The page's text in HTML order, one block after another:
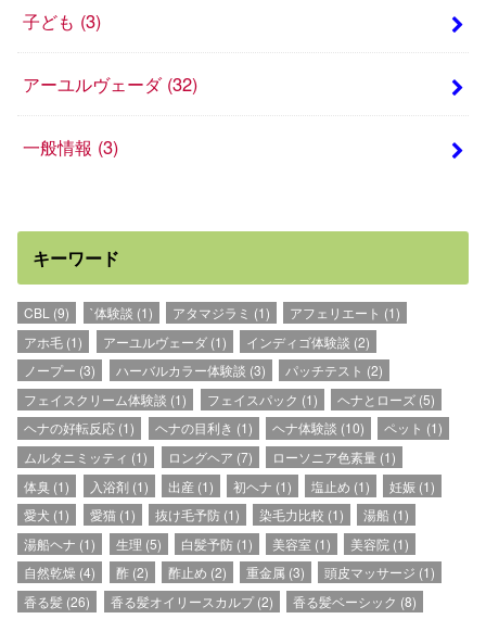
子ども (3)
アーユルヴェーダ (32)
一般情報 (3)
キーワード
CBL (9) `体験談 (1) アタマジラミ (1) アフェリエート (1)
アホ毛 (1) アーユルヴェーダ(1) インディゴ体験談 (2)
ノープー (3) ハーバルカラー体験談 (3) パッチテスト (2)
フェイスクリーム体験談 (1) フェイスパック (1) ヘナとローズ(5)
ヘナの好転反応 (1) ヘナの目利き (1) ヘナ体験談 (10) ペット (1)
ムルタニミッティ (1) ロングヘア (7) ローソニア色素量(1)
体臭 (1) 入浴剤(1) 出産(1) 初ヘナ (1) 塩止め (1) 妊娠 (1)
愛犬 (1) 愛猫(1) 抜け毛予防(1) 染毛力比較 (1) 湯船 (1)
湯船ヘナ (1) 生理 (5) 白髪予防(1) 美容室 (1) 美容院 (1)
自然乾燥 (4) 酢(2) 酢止め (2) 重金属 (3) 頭皮マッサージ (1)
香る髪 (26) 香る髪オイリースカルプ(2) 香る髪ベーシック (8)